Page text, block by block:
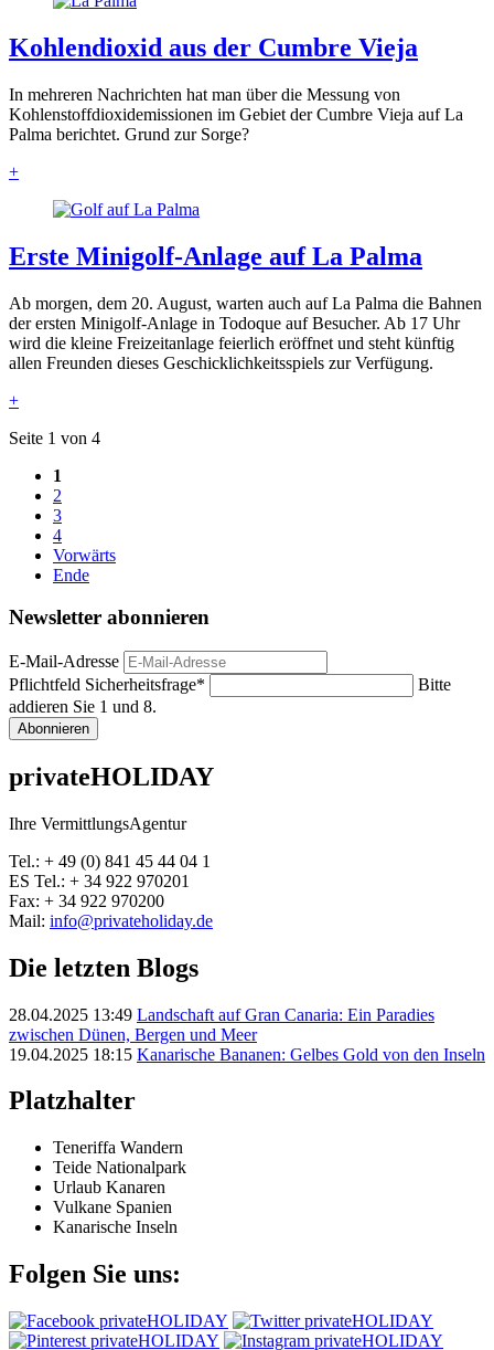
Kohlendioxid aus der Cumbre Vieja
In mehreren Nachrichten hat man über die Messung von
Kohlenstoffdioxidemissionen im Gebiet der Cumbre Vieja auf La
Palma berichtet. Grund zur Sorge?
+
Erste Minigolf-Anlage auf La Palma
Ab morgen, dem 20. August, warten auch auf La Palma die Bahnen
der ersten Minigolf-Anlage in Todoque auf Besucher. Ab 17 Uhr
wird die kleine Freizeitanlage feierlich eröffnet und steht künftig
allen Freunden dieses Geschicklichkeitsspiels zur Verfügung.
+
Seite 1 von 4
1
2
3
4
Vorwärts
Ende
Newsletter abonnieren
E-Mail-Adresse
Pflichtfeld Sicherheitsfrage*
Bitte
addieren Sie 1 und 8.
Abonnieren
privateHOLIDAY
Ihre VermittlungsAgentur
Tel.: + 49 (0) 841 45 44 04 1
ES Tel.: + 34 922 970201
Fax: + 34 922 970200
Mail: info@privateholiday.de
Die letzten Blogs
28.04.2025 13:49 Landschaft auf Gran Canaria: Ein Paradies
zwischen Dünen, Bergen und Meer
19.04.2025 18:15 Kanarische Bananen: Gelbes Gold von den Inseln
Platzhalter
Teneriffa Wandern
Teide Nationalpark
Urlaub Kanaren
Vulkane Spanien
Kanarische Inseln
Folgen Sie uns: